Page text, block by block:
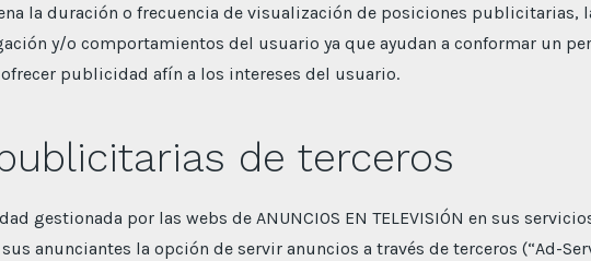
la duración o frecuencia de visualización de posiciones publicitarias,
y/o comportamientos del usuario ya que ayudan a conformar un
publicidad afín a los intereses del usuario.
de terceros
gestionada por las webs de ANUNCIOS EN TELEVISIÓN en sus
sus anunciantes la opción de servir anuncios a través de terceros (“Ad-